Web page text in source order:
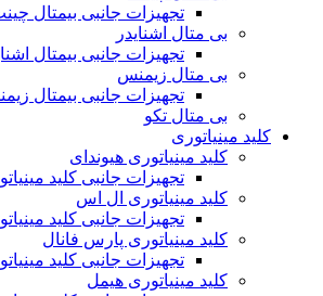
تجهیزات جانبی بیمتال
بی متال اشنایدر
تجهیزات جانبی بیمتال
بی متال زیمنس
تجهیزات جانبی بیمتال
بی متال تکو
کلید مینیاتوری
کلید مینیاتوری هیوندای
تجهیزات جانبی کلید
کلید مینیاتوری ال اس
تجهیزات جانبی کلید
کلید مینیاتوری پارس فانال
تجهیزات جانبی کلید
کلید مینیاتوری هیمل